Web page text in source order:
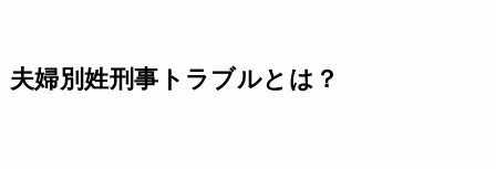
夫婦別姓刑事トラブルとは？